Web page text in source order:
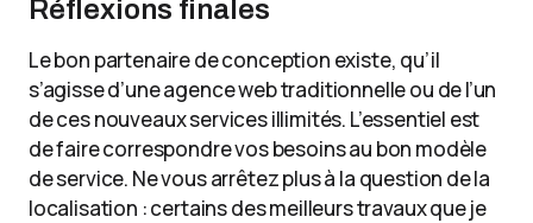
Réflexions finales
Le bon partenaire de conception existe, qu’il
s’agisse d’une agence web traditionnelle ou de l’un
de ces nouveaux services illimités. L’essentiel est
de faire correspondre vos besoins au bon modèle
de service. Ne vous arrêtez plus à la question de la
localisation : certains des meilleurs travaux que je